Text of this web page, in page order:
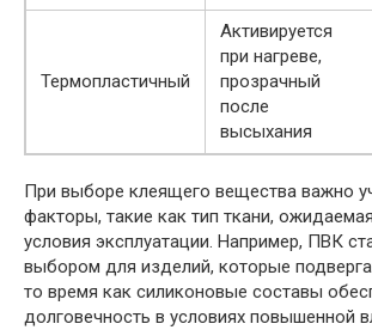
Термопластичный
Активируется
при нагреве,
прозрачный
после
высыхания
При выборе клеящего вещества важно
факторы, такие как тип ткани,
условия эксплуатации. Например, ПВК
выбором для изделий, которые
то время как силиконовые составы
долговечность в условиях повышенной